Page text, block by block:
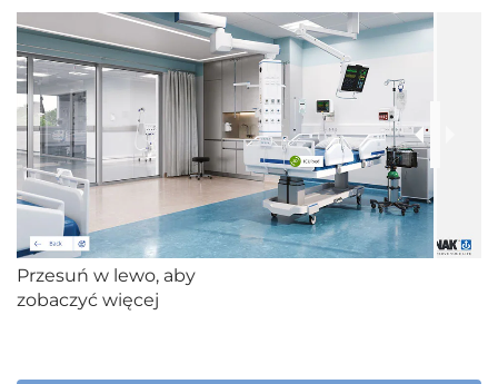
Przesuń w lewo, aby
zobaczyć więcej